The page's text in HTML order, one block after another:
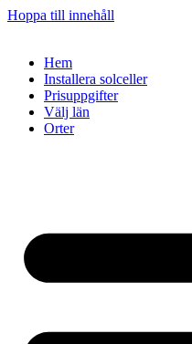
Hoppa till innehåll
Hem
Installera solceller
Prisuppgifter
Välj län
Orter